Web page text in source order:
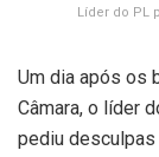
Líder do PL
Um dia após os
Câmara, o líder
pediu desculpas